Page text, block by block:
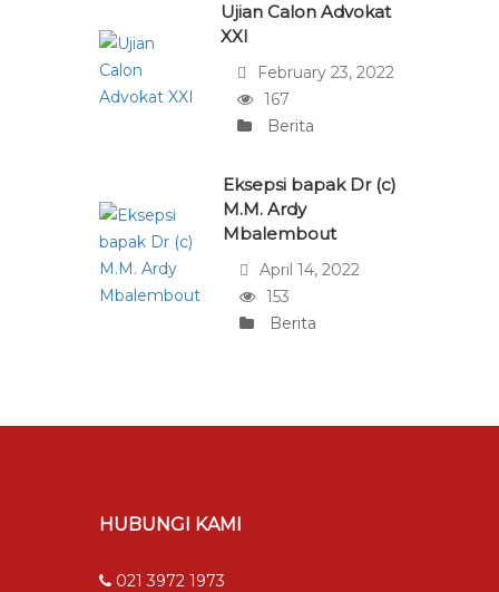
Ujian Calon Advokat
XXI
February 23, 2022
167
Berita
Eksepsi bapak Dr (c)
M.M. Ardy
Mbalembout
April 14, 2022
153
Berita
HUBUNGI KAMI
021 3972 1973